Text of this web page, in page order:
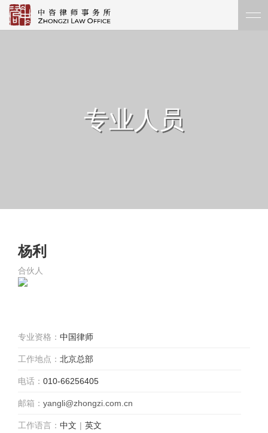
专业人员
杨利
合伙人
专业资格： 中国律师
工作地点： 北京总部
电话： 010-66256405
邮箱： yangli@zhongzi.com.cn
工作语言： 中文 | 英文